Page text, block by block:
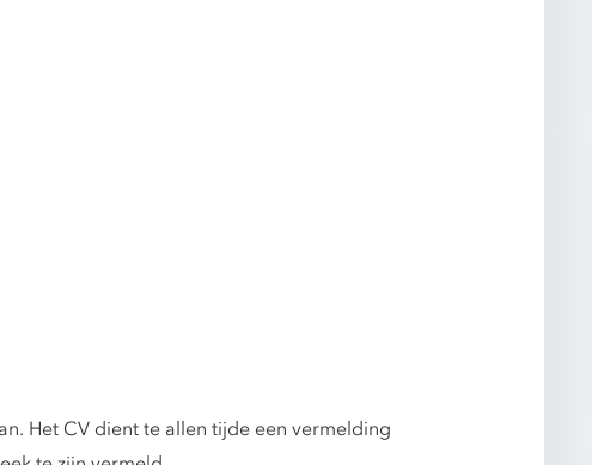
Het CV dient te allen tijde een vermelding